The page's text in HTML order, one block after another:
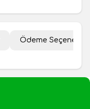
Ödeme